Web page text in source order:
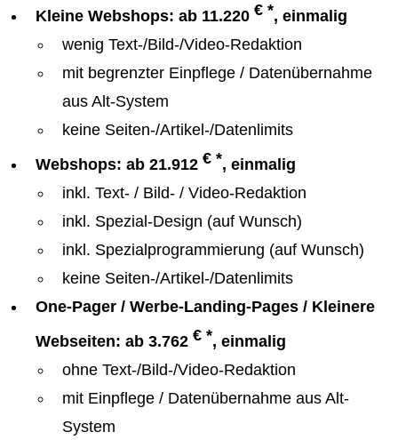
Kleine Webshops: ab 11.220 € *, einmalig
wenig Text-/Bild-/Video-Redaktion
mit begrenzter Einpflege / Datenübernahme
aus Alt-System
keine Seiten-/Artikel-/Datenlimits
Webshops: ab 21.912 € *, einmalig
inkl. Text- / Bild- / Video-Redaktion
inkl. Spezial-Design (auf Wunsch)
inkl. Spezialprogrammierung (auf Wunsch)
keine Seiten-/Artikel-/Datenlimits
One-Pager / Werbe-Landing-Pages / Kleinere
Webseiten: ab 3.762 € *, einmalig
ohne Text-/Bild-/Video-Redaktion
mit Einpflege / Datenübernahme aus Alt-
System